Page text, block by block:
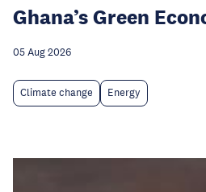
Ghana’s Green
05 Aug 2026
Climate change Energy